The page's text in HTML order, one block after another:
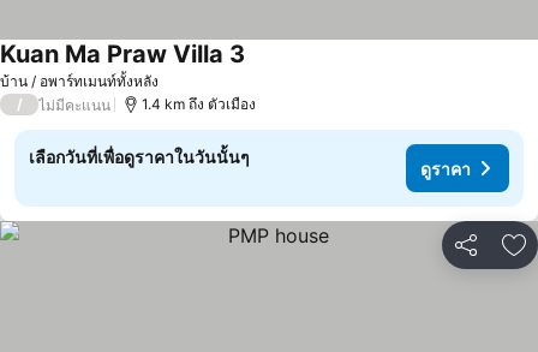
บ้าน / อพาร์ทเมนท์ทั้งหลัง
Kuan Ma Praw Villa 3
/ ไม่มีคะแนน 1.4 km ถึง ตัวเมือง
เลือกวันที่เพื่อดูราคาในวันนั้นๆ
ดูราคา
แชร์ เ